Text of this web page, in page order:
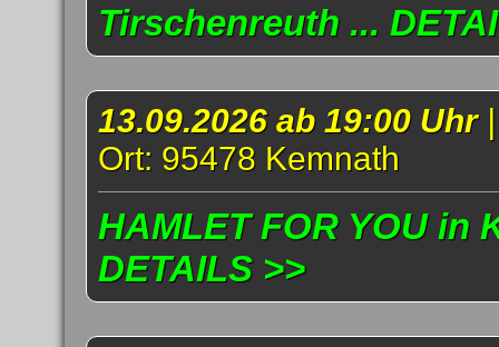
Tirschenreuth ...
13.09.2026 ab 19:00 Uhr
Ort: 95478 Kemnath
HAMLET FOR YOU in
DETAILS >>